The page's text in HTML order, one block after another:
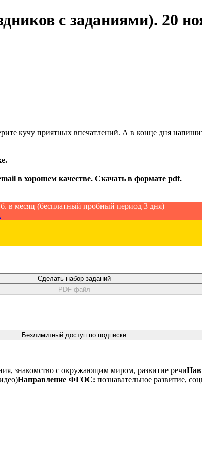
с заданиями). 20
кучу приятных впечатлений. А в конце дня
в хорошем качестве. Скачать в формате pdf.
в месяц (бесплатный пробный период 3 дня)
Сделать набор заданий
PDF файл
Безлимитный доступ по подписке
знакомство с окружающим миром, развитие речи
Направление ФГОС: познавательное развитие,